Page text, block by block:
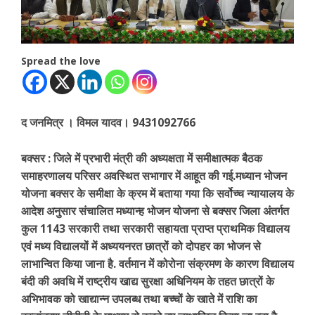
Spread the love
द जनमित्र । विमल यादव। 9431092766
बक्सर : जिले में प्रभारी मंत्री की अध्यक्षता में समीक्षात्मक बैठक
समाहरणालय परिसर अवस्थित सभागार में आहूत की गई.मध्यान भोजन
योजना बक्सर के समीक्षा के क्रम में बताया गया कि सर्वोच्च न्यायालय के
आदेश अनुसार संचालित मध्यान्ह भोजन योजना से बक्सर जिला अंतर्गत
कुल 1143 सरकारी तथा सरकारी सहायता प्राप्त प्राथमिक विद्यालय
एवं मध्य विद्यालयों में अध्ययनरत छात्रों को दोपहर का भोजन से
लाभान्वित किया जाना है. वर्तमान में कोरोना संक्रमण के कारण विद्यालय
बंदी की अवधि में राष्ट्रीय खाद्य सुरक्षा अधिनियम के तहत छात्रों के
अभिभावक को खाद्यान्न उपलब्ध तथा बच्चों के खाते में राशि का